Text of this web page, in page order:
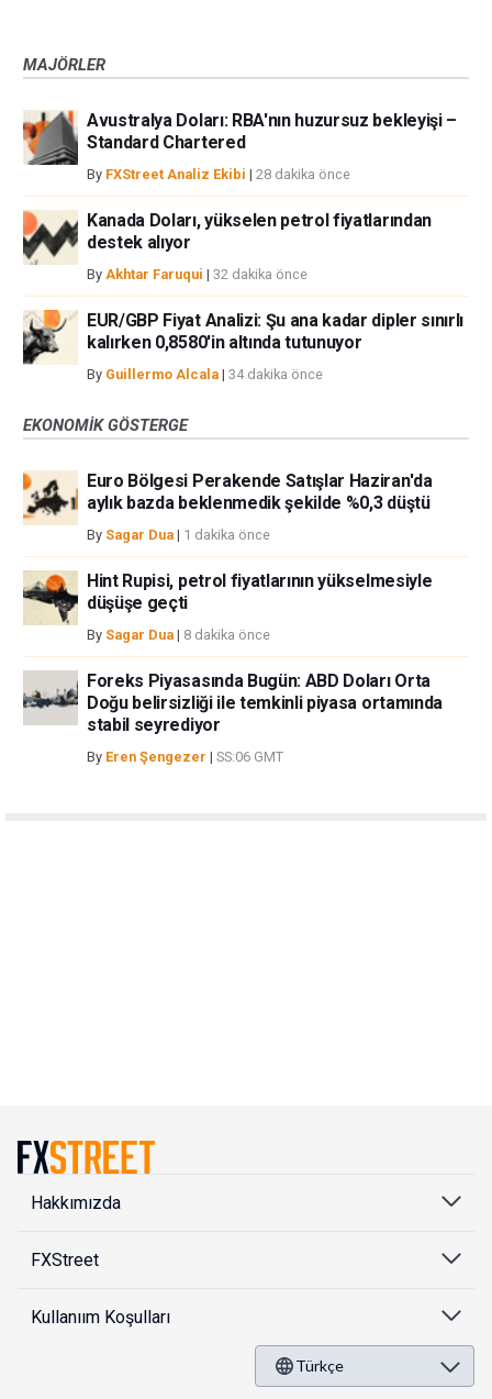
MAJÖRLER
Avustralya Doları: RBA'nın huzursuz bekleyişi –
Standard Chartered
By FXStreet Analiz Ekibi | 28 dakika önce
Kanada Doları, yükselen petrol fiyatlarından
destek alıyor
By Akhtar Faruqui | 32 dakika önce
EUR/GBP Fiyat Analizi: Şu ana kadar dipler sınırlı
kalırken 0,8580'in altında tutunuyor
By Guillermo Alcala | 34 dakika önce
EKONOMIK GÖSTERGE
Euro Bölgesi Perakende Satışlar Haziran'da
aylık bazda beklenmedik şekilde %0,3 düştü
By Sagar Dua | 1 dakika önce
Hint Rupisi, petrol fiyatlarının yükselmesiyle
düşüşe geçti
By Sagar Dua | 8 dakika önce
Foreks Piyasasında Bugün: ABD Doları Orta
Doğu belirsizliği ile temkinli piyasa ortamında
stabil seyrediyor
By Eren Şengezer | SS:06 GMT
Hakkımızda
FXStreet
Kullanıım Koşulları
Türkçe